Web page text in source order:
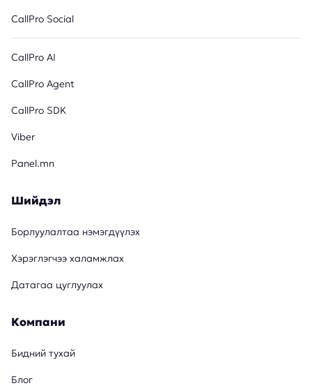
CallPro Social
CallPro AI
CallPro Agent
CallPro SDK
Viber
Panel.mn
Шийдэл
Борлуулалтаа нэмэгдүүлэх
Хэрэглэгчээ халамжлах
Датагаа цуглуулах
Компани
Бидний тухай
Блог